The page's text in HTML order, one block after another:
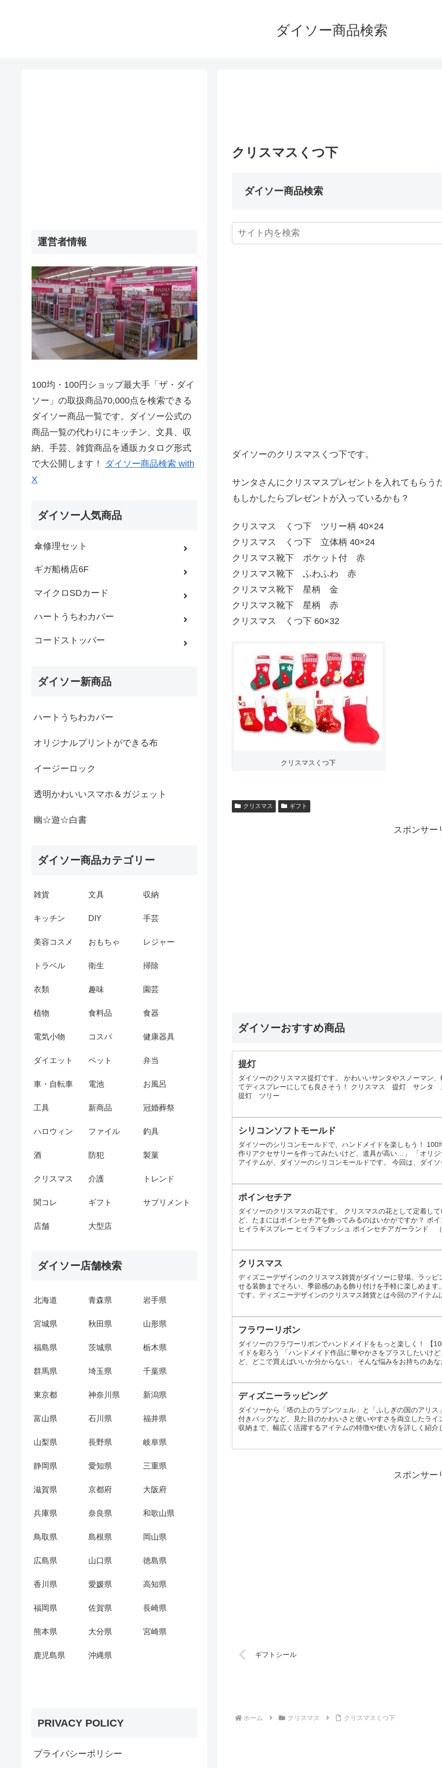
ダイソー商品検索
クリスマスくつ下
ダイソー商品検索
ダイソーのクリスマスくつ下です。
サンタさんにクリスマスプレゼントを入れてもらう
もしかしたらプレゼントが入っているかも？
クリスマス くつ下 ツリー柄 40×24
クリスマス くつ下 立体柄 40×24
クリスマス靴下 ポケット付 赤
クリスマス靴下 ふわふわ 赤
クリスマス靴下 星柄 金
クリスマス靴下 星柄 赤
クリスマス くつ下 60×32
クリスマスくつ下
クリスマス ギフト
スポンサー
ダイソーおすすめ商品
提灯
ダイソーのクリスマス提灯です。 かわいいサンタやスノーマン
てディスプレーにしても良さそう！ クリスマス 提灯 サン
提灯 ツリー
シリコンソフトモールド
ダイソーのシリコンモールドで、ハンドメイドを楽しもう！
作りアクセサリーを作ってみたいけど、道具が高い…」 「オリ
アイテムが、ダイソーのシリコンモールドです。 今回は、ダイ
ポインセチア
ダイソーのクリスマスの花です。 クリスマスの花として定着し
ど、たまにはポインセチアを飾ってみるのはいかがですか？
ヒイラギスプレー ヒイラギブッシュ ポインセチアガーラン
クリスマス
ディズニーデザインのクリスマス雑貨がダイソーに登場。ラッ
せる装飾までそろい、季節感のある飾り付けを手軽に楽しめま
です。ディズニーデザインのクリスマス雑貨とは今回のアイテ
フラワーリボン
ダイソーのフラワーリボンでハンドメイドをもっと楽しく！ 【
イドを彩ろう 「ハンドメイド作品に華やかさをプラスしたいけ
ど、どこで買えばいいか分からない」 そんな悩みをお持ちのあ
ディズニーラッピング
ダイソーから「塔の上のラプンツェル」と「ふしぎの国のアリ
付きバッグなど、見た目のかわいさと使いやすさを両立したラ
収納まで、幅広く活躍するアイテムの特徴や使い方を詳しく紹
スポンサー
ギフトシール
ホーム クリスマス クリスマスくつ下
運営者情報
100均・100円ショップ最大手「ザ・ダイ
ソー」の取扱商品70,000点を検索できる
ダイソー商品一覧です。ダイソー公式の
商品一覧の代わりにキッチン、文具、収
納、手芸、雑貨商品を通販カタログ形式
で大公開します！ ダイソー商品検索 with
X
ダイソー人気商品
傘修理セット
ギガ船橋店6F
マイクロSDカード
ハートうちわカバー
コードストッパー
ダイソー新商品
ハートうちわカバー
オリジナルプリントができる布
イージーロック
透明かわいいスマホ＆ガジェット
幽☆遊☆白書
ダイソー商品カテゴリー
雑貨 文具 収納
キッチン DIY 手芸
美容コスメ おもちゃ レジャー
トラベル 衛生 掃除
衣類 趣味 園芸
植物 食料品 食器
電気小物 コスパ 健康器具
ダイエット ペット 弁当
車・自転車 電池 お風呂
工具 新商品 冠婚葬祭
ハロウィン ファイル 釣具
酒 防犯 製菓
クリスマス 介護 トレンド
関コレ ギフト サプリメント
店舗 大型店
ダイソー店舗検索
北海道 青森県 岩手県
宮城県 秋田県 山形県
福島県 茨城県 栃木県
群馬県 埼玉県 千葉県
東京都 神奈川県 新潟県
富山県 石川県 福井県
山梨県 長野県 岐阜県
静岡県 愛知県 三重県
滋賀県 京都府 大阪府
兵庫県 奈良県 和歌山県
鳥取県 島根県 岡山県
広島県 山口県 徳島県
香川県 愛媛県 高知県
福岡県 佐賀県 長崎県
熊本県 大分県 宮崎県
鹿児島県 沖縄県
PRIVACY POLICY
プライバシーポリシー